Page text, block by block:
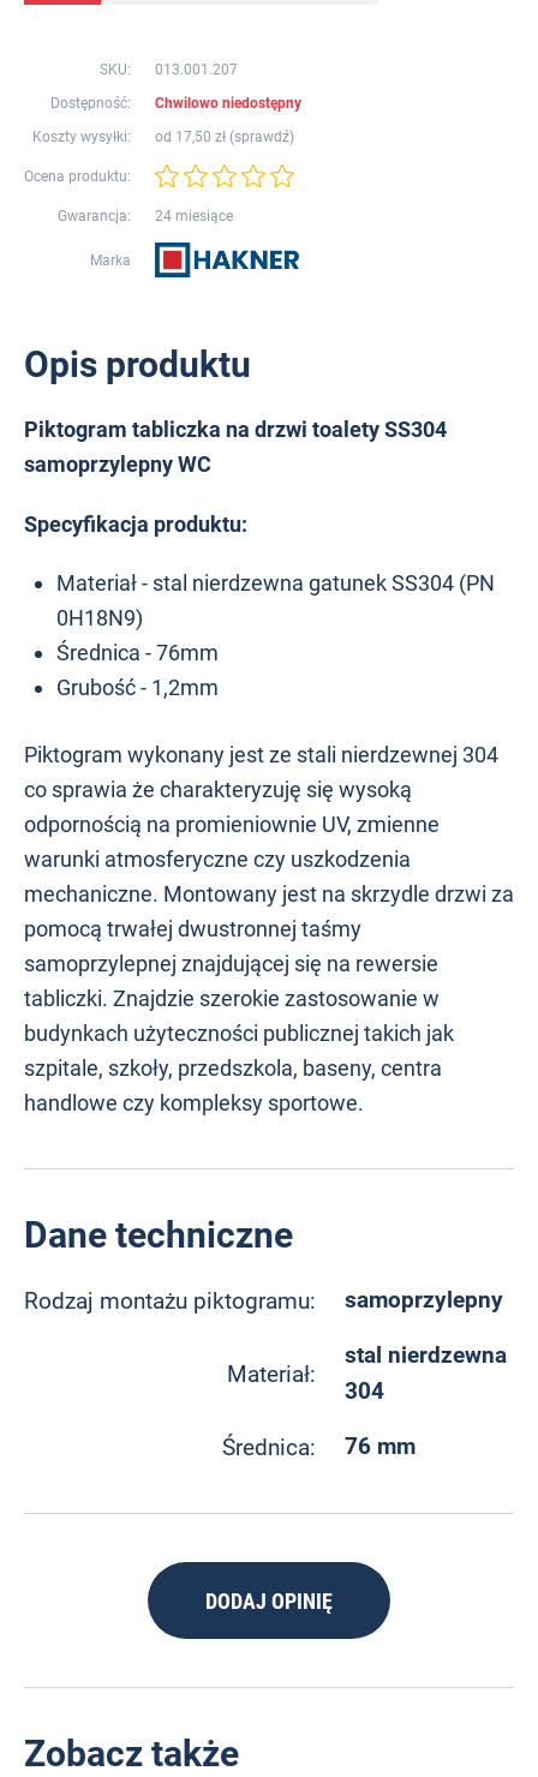
SKU:
013.001.207
Dostępność:
Chwilowo niedostępny
Koszty wysyłki:
od 17,50 zł (sprawdź)
Ocena produktu:
Gwarancja: 24 miesiące
Marka
Opis produktu
Piktogram tabliczka na drzwi toalety SS304
samoprzylepny WC
Specyfikacja produktu:
Materiał - stal nierdzewna gatunek SS304 (PN
0H18N9)
Średnica - 76mm
Grubość - 1,2mm
Piktogram wykonany jest ze stali nierdzewnej 304
co sprawia że charakteryzuję się wysoką
odpornością na promieniownie UV, zmienne
warunki atmosferyczne czy uszkodzenia
mechaniczne. Montowany jest na skrzydle drzwi za
pomocą trwałej dwustronnej taśmy
samoprzylepnej znajdującej się na rewersie
tabliczki. Znajdzie szerokie zastosowanie w
budynkach użyteczności publicznej takich jak
szpitale, szkoły, przedszkola, baseny, centra
handlowe czy kompleksy sportowe.
Dane techniczne
Rodzaj montażu piktogramu: samoprzylepny
Materiał:
stal nierdzewna
304
Średnica: 76 mm
DODAJ OPINIĘ
Zobacz także